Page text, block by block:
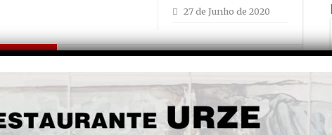
27 de Junho de 2020
Seg.
Corpo do idoso de Lagos da